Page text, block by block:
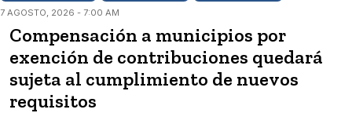
7 AGOSTO, 2026 - 7:00 AM
Compensación a municipios por
exención de contribuciones quedará
sujeta al cumplimiento de nuevos
requisitos